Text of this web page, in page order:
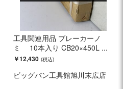
工具関連用品 ブレーカーノ
ミ 10本入り CB20×450L ...
￥12,430
ビッグバン工具館旭川末広店